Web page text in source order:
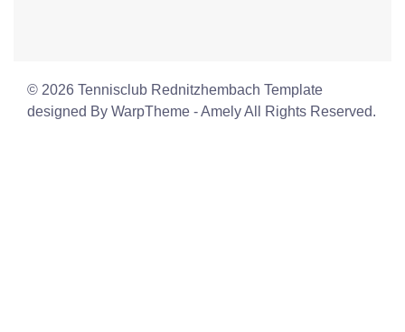
© 2026 Tennisclub Rednitzhembach Template
designed By WarpTheme - Amely All Rights Reserved.